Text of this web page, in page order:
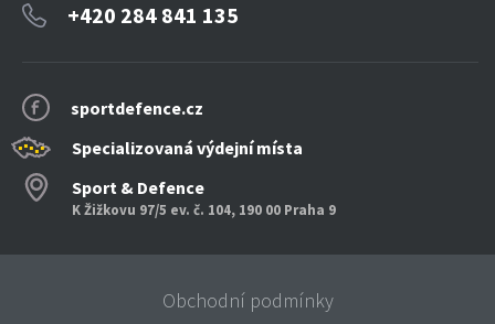
sportdefence.cz
Specializovaná výdejní místa
Sport & Defence
K Žižkovu 97/5 ev. č. 104, 190 00 Praha 9
+420 284 841 135
Obchodní podmínky